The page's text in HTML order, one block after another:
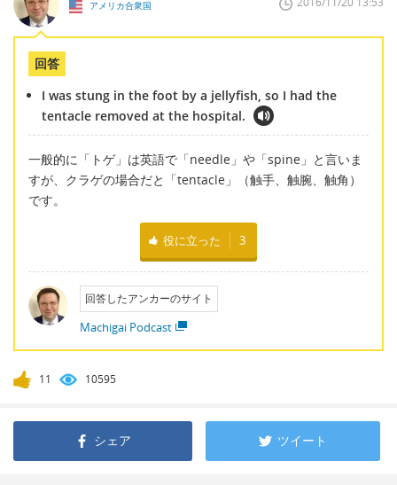
アメリカ合衆国
回答
I was stung in the foot by a jellyfish, so I had the
tentacle removed at the hospital.
一般的に「トゲ」は英語で「needle」や「spine」と言いま
すが、クラゲの場合だと「tentacle」（触手、触腕、触角）
です。
役に立った 3
回答したアンカーのサイト
Machigai Podcast
11 10595
シェア ツイート